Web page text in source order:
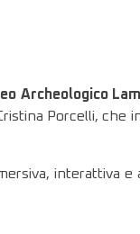
Archeologico
Porcelli, che
interattiva e